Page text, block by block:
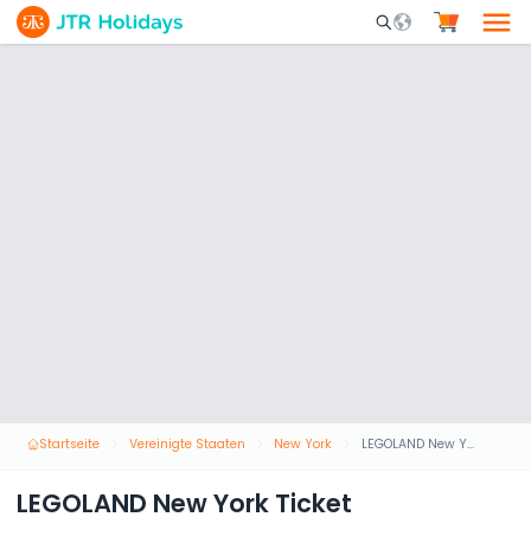
Mobile Search
Startseite Vereinigte Staaten New York LEGOLAND New York Ticket
LEGOLAND New York Ticket